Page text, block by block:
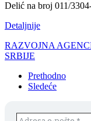
Delić na broj 011/
Detaljnije
RAZVOJNA
SRBIJE
Prethodno
Sledeće